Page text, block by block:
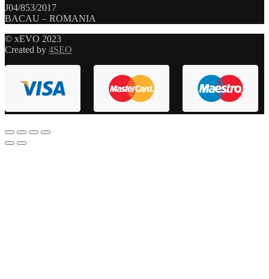
J04/853/2017
BACAU – ROMANIA
© xEVO 2023
Created by 4SEO